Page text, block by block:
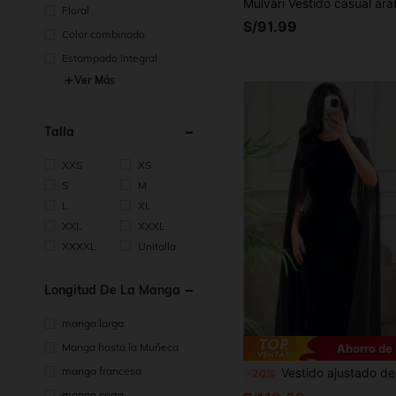
Floral
Color combinado
Estampado Integral
Ver Más
Talla
XXS
XS
S
M
L
XL
XXL
XXXL
XXXXL
Unitalla
Longitud De La Manga
manga larga
Manga hasta la Muñeca
manga francesa
S/91.99
Ahorro
-20% Vestido ajustado de terciopelo con mangas envolventes, estilo europeo